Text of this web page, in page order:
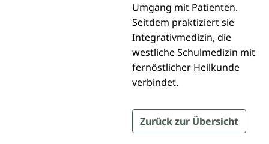
Umgang mit Patienten.
Seitdem praktiziert sie
Integrativmedizin, die
westliche Schulmedizin mit
fernöstlicher Heilkunde
verbindet.
Zurück zur Übersicht